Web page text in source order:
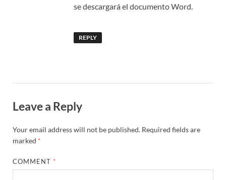
se descargará el documento Word.
REPLY
Leave a Reply
Your email address will not be published. Required fields are
marked *
COMMENT *